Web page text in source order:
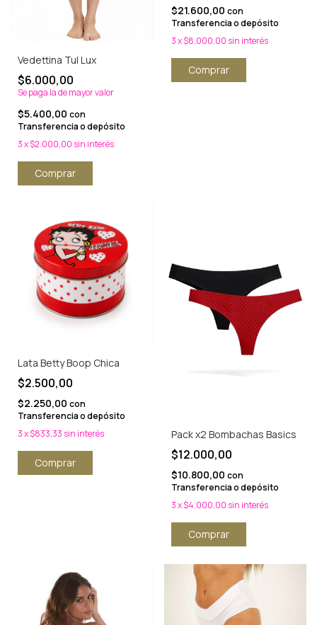
Vedettina Tul Lux
$6.000,00
Se paga la de mayor valor
$5.400,00 con
Transferencia o depósito
3x$2.000,00 sin interés
Comprar
$21.600,00 con
Transferencia o depósito
3x$8.000,00 sin interés
Comprar
Lata Betty Boop Chica
$2.500,00
$2.250,00 con
Transferencia o depósito
3x$833,33 sin interés Pack x2 Bombachas Basics
$12.000,00
$10.800,00 con
Transferencia o depósito
3x$4.000,00 sin interés
Comprar